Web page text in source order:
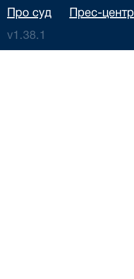
Про суд Прес-центр
v1.38.1